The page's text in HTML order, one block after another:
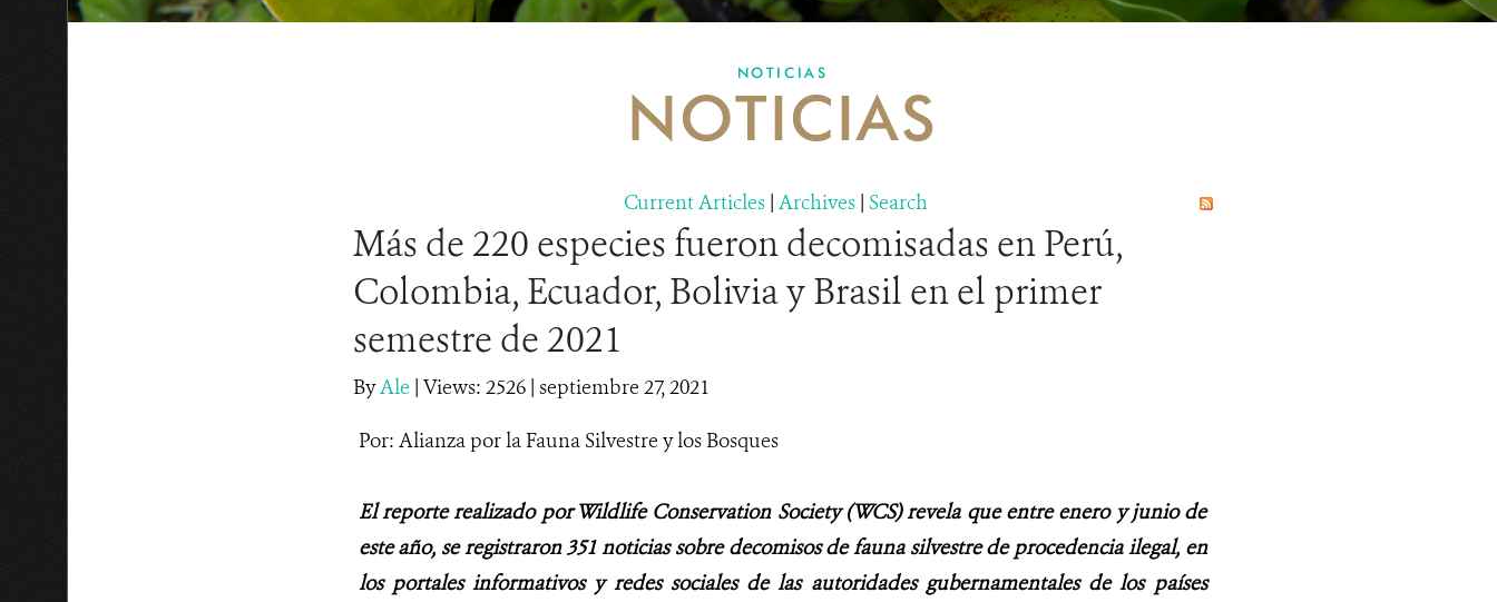
NOTICIAS
NOTICIAS
Current Articles | Archives | Search
Más de 220 especies fueron decomisadas en Perú,
Colombia, Ecuador, Bolivia y Brasil en el primer
semestre de 2021
ByAle | Views: 2526| septiembre 27, 2021
Por: Alianza por la Fauna Silvestre y los Bosques
El reporte realizado por Wildlife Conservation Society (WCS) revela que entre enero y junio de
este año, se registraron 351 noticias sobre decomisos de fauna silvestre de procedencia ilegal, en
los portales informativos y redes sociales de las autoridades gubernamentales de los países